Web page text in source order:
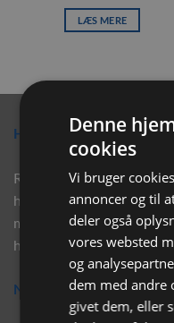
LÆS MERE
Hvorfor vælge
Rabbitpet sælger ikke kun
hø, aktivering, strøelse
med rådgivning, så tøv
hjælp..
Nyhedsbrev
Denne
cookies
Vi bruger
annoncer og til
deler også
vores websted
og
dem med andre
givet dem, eller